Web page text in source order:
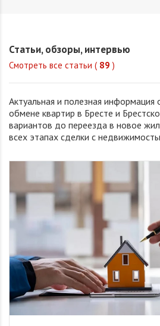
Статьи, обзоры, интервью
Смотреть все статьи ( 89 )
Актуальная и полезная информация
обмене квартир в Бресте и
вариантов до переезда в новое
всех этапах сделки с